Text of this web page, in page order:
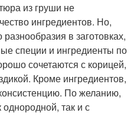
из груши не
ингредиентов. Но,
в заготовках,
специи и ингредиенты по
сочетаются с корицей,
Кроме ингредиентов,
По желанию,
однородной, так и с